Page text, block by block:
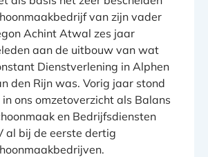
van zijn vader
Achint Atwal zes jaar
aan de uitbouw van wat
Dienstverlening in Alphen
den Rijn was. Vorig jaar stond
in ons omzetoverzicht als Balans
en Bedrijfsdiensten
al bij de eerste dertig